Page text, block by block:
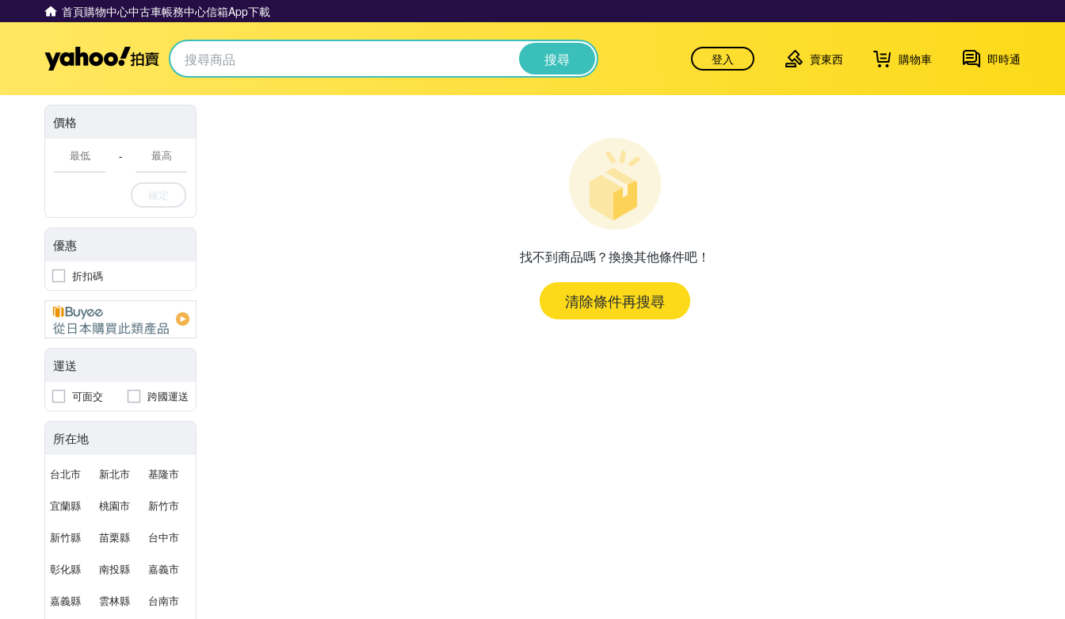
首頁購物中心中古車帳務中心信箱App下載
Yahoo拍賣 搜尋 登入 賣東西 購物車 即時通
價格
-
確定
優惠
折扣碼
運送
可面交 跨國運送
所在地
台北市 新北市 基隆市
宜蘭縣 桃園市 新竹市
新竹縣 苗栗縣 台中市
彰化縣 南投縣 嘉義市
嘉義縣 雲林縣 台南市
找不到商品嗎？換換其他條件吧！
清除條件再搜尋